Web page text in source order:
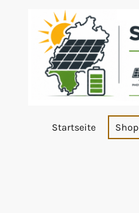
Startseite Shop